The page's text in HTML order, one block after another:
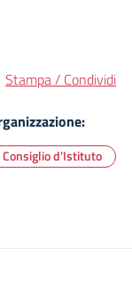
Stampa / Condividi
Consiglio d’Istituto